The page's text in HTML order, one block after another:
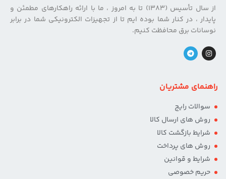
از سال تأسیس (۱۳۸۳) تا به امروز ، ما با ارائه راهکارهای مطمئن و
پایدار ، در کنار شما بوده ایم تا از تجهیزات الکترونیکی شما در برابر
نوسانات برق محافظت کنیم.
راهنمای مشتریان
سوالات رایج
روش های ارسال کالا
شرایط بازگشت کالا
روش های پرداخت
شرایط و قوانین
حریم خصوصی